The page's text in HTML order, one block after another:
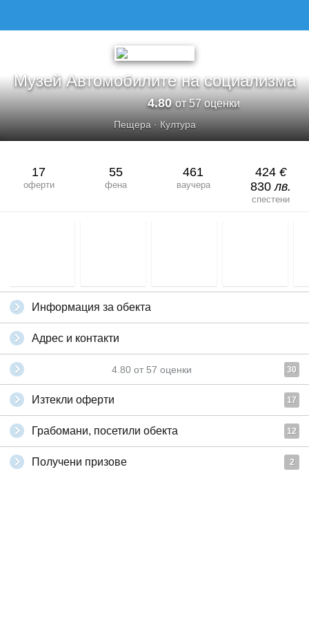
Музей Автомобилите на социализма
4.80от 57 оценки
Пещера· Култура
17
оферти
55
фена
461
ваучера
424 €
830лв.
спестени
Информация за обекта
Адрес и контакти
4.80 от 57 оценки 30
Изтекли оферти 17
Грабомани, посетили обекта 12
Получени призове 2